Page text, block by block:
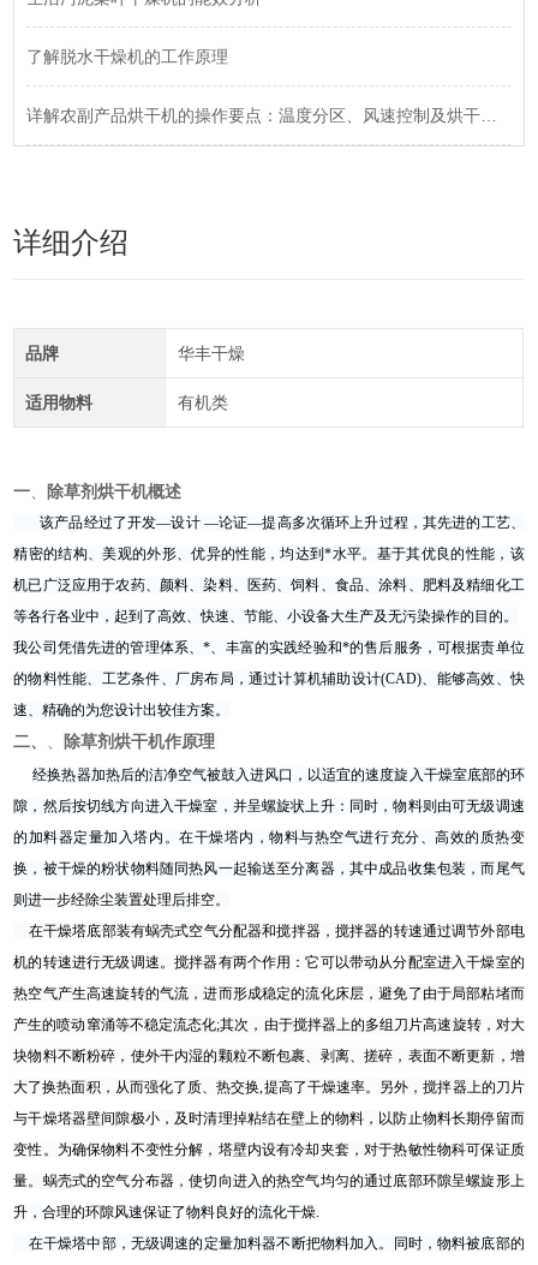
了解脱水干燥机的工作原理
详解农副产品烘干机的操作要点：温度分区、风速控制及烘干时间的设定
详细介绍
品牌 华丰干燥
适用物料 有机类
一、 除草剂烘干机概述
该产品经过了开发—设计 —论证—提高多次循环上升过程，其先进的工艺、
精密的结构、美观的外形、优异的性能，均达到*水平。基于其优良的性能，该
机已广泛应用于农药、颜料、染料、医药、饲料、食品、涂料、肥料及精细化工
等各行各业中，起到了高效、快速、节能、小设备大生产及无污染操作的目的。
我公司凭借先进的管理体系、*、丰富的实践经验和*的售后服务，可根据责单位
的物料性能、工艺条件、厂房布局，通过计算机辅助设计(CAD)、能够高效、快
速、精确的为您设计出较佳方案。
二、 、 除草剂烘干机作原理
经换热器加热后的洁净空气被鼓入进风口，以适宜的速度旋入干燥室底部的环
隙，然后按切线方向进入干燥室，并呈螺旋状上升：同时，物料则由可无级调速
的加料器定量加入塔内。在干燥塔内，物料与热空气进行充分、高效的质热变
换，被干燥的粉状物料随同热风一起输送至分离器，其中成品收集包装，而尾气
则进一步经除尘装置处理后排空。
在干燥塔底部装有蜗壳式空气分配器和搅拌器，搅拌器的转速通过调节外部电
机的转速进行无级调速。搅拌器有两个作用：它可以带动从分配室进入干燥室的
热空气产生高速旋转的气流，进而形成稳定的流化床层，避免了由于局部粘堵而
产生的喷动窜涌等不稳定流态化;其次，由于搅拌器上的多组刀片高速旋转，对大
块物料不断粉碎，使外干内湿的颗粒不断包裹、剥离、搓碎，表面不断更新，增
大了换热面积，从而强化了质、热交换,提高了干燥速率。另外，搅拌器上的刀片
与干燥塔器壁间隙极小，及时清理掉粘结在壁上的物料，以防止物料长期停留而
变性。为确保物料不变性分解，塔壁内设有冷却夹套，对于热敏性物科可保证质
量。蜗壳式的空气分布器，使切向进入的热空气均匀的通过底部环隙呈螺旋形上
升，合理的环隙风速保证了物料良好的流化干燥.
在干燥塔中部，无级调速的定量加料器不断把物料加入。同时，物料被底部的